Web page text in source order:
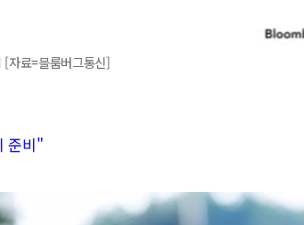
자료=블룸버그통신]
준비"